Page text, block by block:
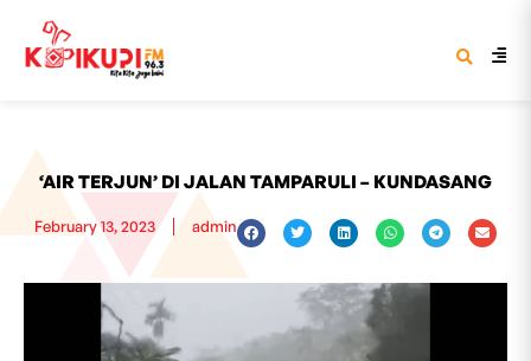
‘AIR TERJUN’ DI JALAN TAMPARULI – KUNDASANG
February 13, 2023 admin